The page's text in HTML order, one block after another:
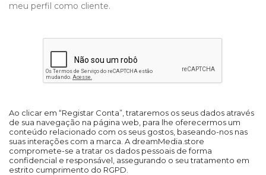
meu perfil como cliente.
Ao clicar em “Registar Conta”, trataremos os seus dados através
de sua navegação na página web, para lhe oferecermos um
conteúdo relacionado com os seus gostos, baseando-nos nas
suas interações com a marca. A dreamMedia.store
compromete-se a tratar os dados pessoais de forma
confidencial e responsável, assegurando o seu tratamento em
estrito cumprimento do RGPD.